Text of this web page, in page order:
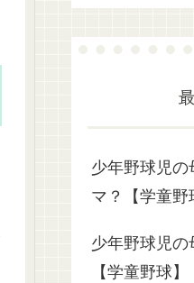
少年野球児の
マ？【学童野
少年野球児の
【学童野球】